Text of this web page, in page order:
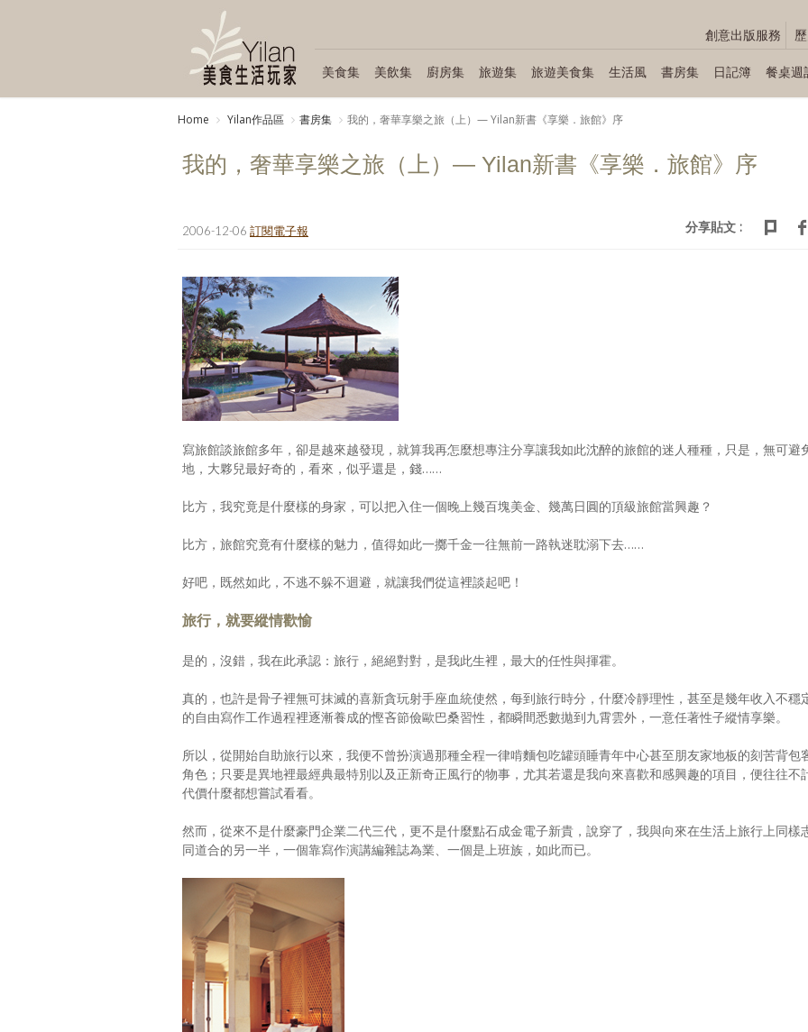
創意出版服務
美食集 美飲集 廚房集 旅遊集 旅遊美食集 生活風 書房集 日記簿 餐桌週
Home Yilan作品區 書房集 我的，奢華享樂之旅（上）— Yilan新書《享樂．旅館》序
我的，奢華享樂之旅（上）— Yilan新書《享樂．旅館》序
2006-12-06 訂閱電子報 分享貼文 :
寫旅館談旅館多年，卻是越來越發現，就算我再怎麼想專注分享讓我如此沈醉的旅館的迷人種種，只是，無可避
地，大夥兒最好奇的，看來，似乎還是，錢……
比方，我究竟是什麼樣的身家，可以把入住一個晚上幾百塊美金、幾萬日圓的頂級旅館當興趣？
比方，旅館究竟有什麼樣的魅力，值得如此一擲千金一往無前一路執迷耽溺下去……
好吧，既然如此，不逃不躲不迴避，就讓我們從這裡談起吧！
旅行，就要縱情歡愉
是的，沒錯，我在此承認：旅行，絕絕對對，是我此生裡，最大的任性與揮霍。
真的，也許是骨子裡無可抹滅的喜新貪玩射手座血統使然，每到旅行時分，什麼冷靜理性，甚至是幾年收入不穩
的自由寫作工作過程裡逐漸養成的慳吝節儉歐巴桑習性，都瞬間悉數拋到九霄雲外，一意任著性子縱情享樂。
所以，從開始自助旅行以來，我便不曾扮演過那種全程一律啃麵包吃罐頭睡青年中心甚至朋友家地板的刻苦背包
角色；只要是異地裡最經典最特別以及正新奇正風行的物事，尤其若還是我向來喜歡和感興趣的項目，便往往不
代價什麼都想嘗試看看。
然而，從來不是什麼豪門企業二代三代，更不是什麼點石成金電子新貴，說穿了，我與向來在生活上旅行上同樣
同道合的另一半，一個靠寫作演講編雜誌為業、一個是上班族，如此而已。